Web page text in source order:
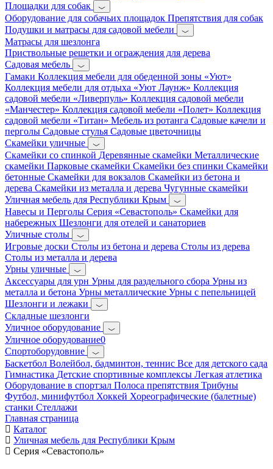
Площадки для собак
Оборудование для собачьих площадок Препятствия для собак
Подушки и матрасы для садовой мебели
Матрасы для шезлонга
Приствольные решетки и ограждения для дерева
Садовая мебель
Гамаки Коллекция мебели для обеденной зоны «Уют»
Коллекция мебели для отдыха «Уют Лаунж» Коллекция
садовой мебели «Ливерпуль» Коллекция садовой мебели
«Манчестер» Коллекция садовой мебели «Полет» Коллекция
садовой мебели «Титан» Мебель из ротанга Садовые качели и
перголы Садовые стулья Садовые цветочницы
Скамейки уличные
Скамейки со спинкой Деревянные скамейки Металлические
скамейки Парковые скамейки Скамейки без спинки Скамейки
бетонные Скамейки для вокзалов Скамейки из бетона и
дерева Скамейки из металла и дерева Чугунные скамейки
Уличная мебель для Республики Крым
Навесы и Перголы Серия «Севастополь» Скамейки для
набережных Шезлонги для отелей и санаториев
Уличные столы
Игровые доски Столы из бетона и дерева Столы из дерева
Столы из металла и дерева
Урны уличные
Аксессуары для урн Урны для раздельного сбора Урны из
металла и бетона Урны металлические Урны с пепельницей
Шезлонги и лежаки
Складные шезлонги
Уличное оборудование
Уличное оборудование0
Спортоборудовние
Баскетбол Волейбол, бадминтон, теннис Все для детского сада
Гимнастика Детские спортивные комплексы Легкая атлетика
Оборудование в спортзал Полоса препятствия Трибуны
Футбол, минифутбол Хоккей Хореографические (балетные)
станки Стеллажи
Главная страница
Каталог
Уличная мебель для Республики Крым
Серия «Севастополь»